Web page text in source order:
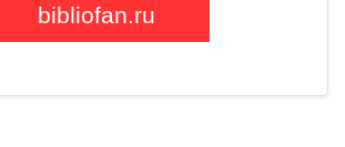
bibliofan.ru